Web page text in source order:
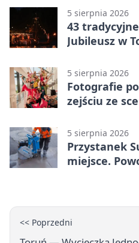
5 sierpnia 2026
43
Jubileusz w
5 sierpnia 2026
Fotografie
zejściu ze
5 sierpnia 2026
Przystanek
miejsce.
<< Poprzedni